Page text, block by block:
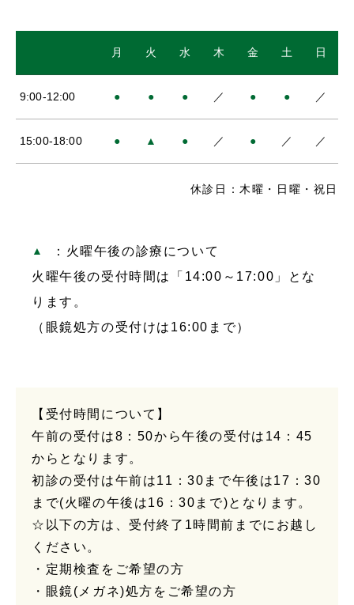
月 火 水 木 金 土 日
9:00-12:00 ● ● ● ／ ● ● ／
15:00-18:00 ● ▲ ● ／ ● ／ ／
休診日：木曜・日曜・祝日
：火曜午後の診療について
火曜午後の受付時間は「14:00～17:00」とな
ります。
（眼鏡処方の受付けは16:00まで）
【受付時間について】
午前の受付は8：50から午後の受付は14：45
からとなります。
初診の受付は午前は11：30まで午後は17：30
まで(火曜の午後は16：30まで)となります。
☆以下の方は、受付終了1時間前までにお越し
ください。
・定期検査をご希望の方
・眼鏡(メガネ)処方をご希望の方